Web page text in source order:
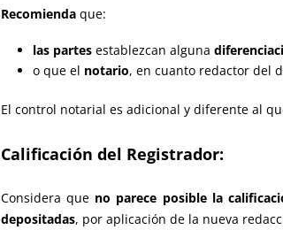
Recomienda que:
las partes establezcan alguna
o que el notario, en cuanto redactor del
El control notarial es adicional y diferente al
Calificación del Registrador:
Considera que no parece posible la
depositadas, por aplicación de la nueva